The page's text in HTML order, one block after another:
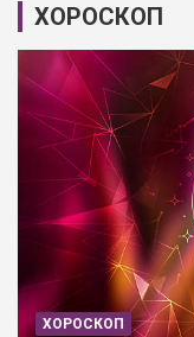
ХОРОСКОП
ХОРОСКОП